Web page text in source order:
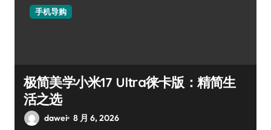
手机导购
极简美学小米17 Ultra徕卡版：精简生
活之选
dawei 8 月 6, 2026